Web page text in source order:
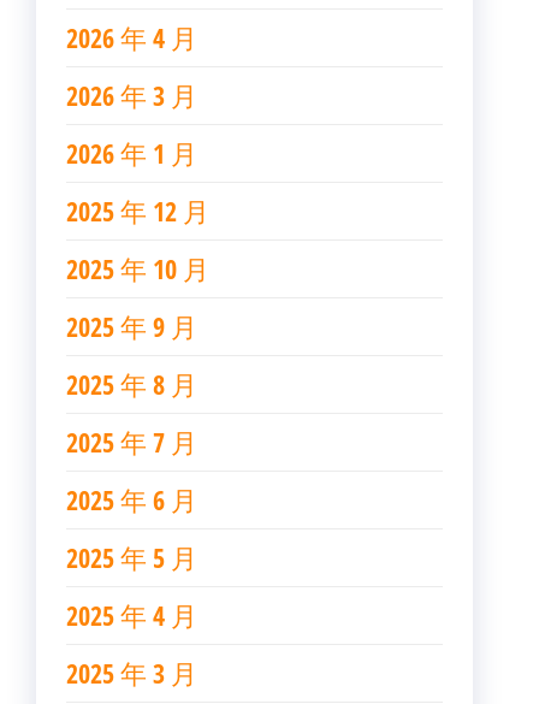
2026 年 4 月
2026 年 3 月
2026 年 1 月
2025 年 12 月
2025 年 10 月
2025 年 9 月
2025 年 8 月
2025 年 7 月
2025 年 6 月
2025 年 5 月
2025 年 4 月
2025 年 3 月